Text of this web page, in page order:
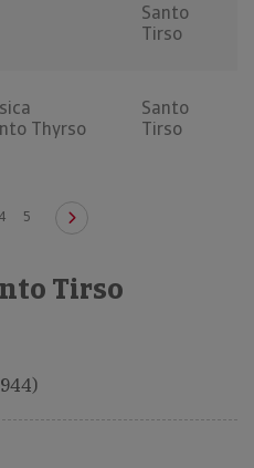
Santo
Tirso
Thyrso
Santo
Tirso
4 5
Tirso